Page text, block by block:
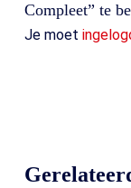
Compleet” te
Je moet